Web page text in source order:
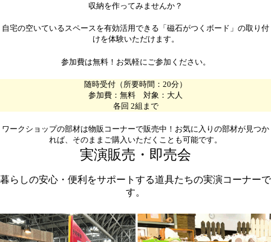
収納を作ってみませんか？
自宅の空いているスペースを有効活用できる「磁石がつくボード」の取り付
けを体験いただけます。
参加費は無料！お気軽にご参加ください。
随時受付（所要時間：20分）
参加費：無料 対象：大人
各回 2組まで
ワークショップの部材は物販コーナーで販売中！お気に入りの部材が見つか
れば、そのままご購入いただくことも可能です。
実演販売・即売会
暮らしの安心・便利をサポートする道具たちの実演コーナーで
す。